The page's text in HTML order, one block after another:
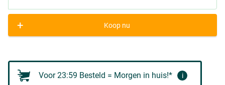
+ Koop nu
Voor 23:59 Besteld = Morgen in huis!* i